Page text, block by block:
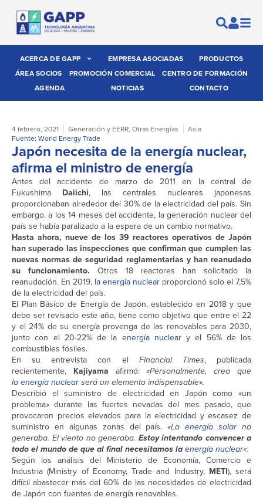
ACERCA DE GAPP EMPRESA ASOCIADAS
PRODUCTOS
ÁREA SOCIOS
PROMOCIÓN COMERCIAL
CENTRO DE FORMACIÓN
AGENDA
NOTICIAS CONTACTO
4 febrero, 2021 Generación y EERR, Otras Energías
Asia
Fuente: World Energy Trade
Japón necesita de la energía nuclear,
afirma el ministro de energía
Antes del accidente de marzo de 2011 en la central de
Fukushima Daiichi, las centrales nucleares japonesas
proporcionaban alrededor del 30% de la electricidad del país. Sin
embargo, a los 14 meses del accidente, la generación nuclear del
país se había paralizado a la espera de un cambio normativo.
Hasta ahora, nueve de los 39 reactores operativos de Japón
han superado las inspecciones que confirman que cumplen las
nuevas normas de seguridad reglamentarias y han reanudado
su funcionamiento. Otros 18 reactores han solicitado la
reanudación. En 2019, laenergía nuclear proporcionó solo el 7,5%
de la electricidad del país.
El Plan Básico de Energía de Japón, establecido en 2018 y que
debe ser revisado este año, tiene como objetivo que entre el 22
y el 24% de su energía provenga de las renovables para 2030,
junto con el 20-22% de la energía nucleary el 56% de los
combustibles fósiles.
En su entrevista con el Financial Times, publicada
recientemente, Kajiyama afirmó:«Personalmente, creo que
laenergía nuclearserá un elemento indispensable».
Describió el suministro de electricidad en Japón como «un
problema» durante las fuertes nevadas del mes pasado, que
provocaron precios elevados para la electricidad y escasez de
suministro en algunas zonas del país.«Laenergía solar no
generaba. El viento no generaba. Estoy intentando convencer a
todo el mundo de que al final necesitamos laenergía nuclear«.
Según los análisis del Ministerio de Economía, Comercio e
Industria (Ministry of Economy, Trade and Industry, METI), será
difícil abastecer más del 60% de las necesidades de electricidad
de Japón con fuentes de energía renovables.